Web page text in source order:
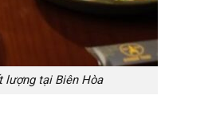
lượng tại Biên Hòa